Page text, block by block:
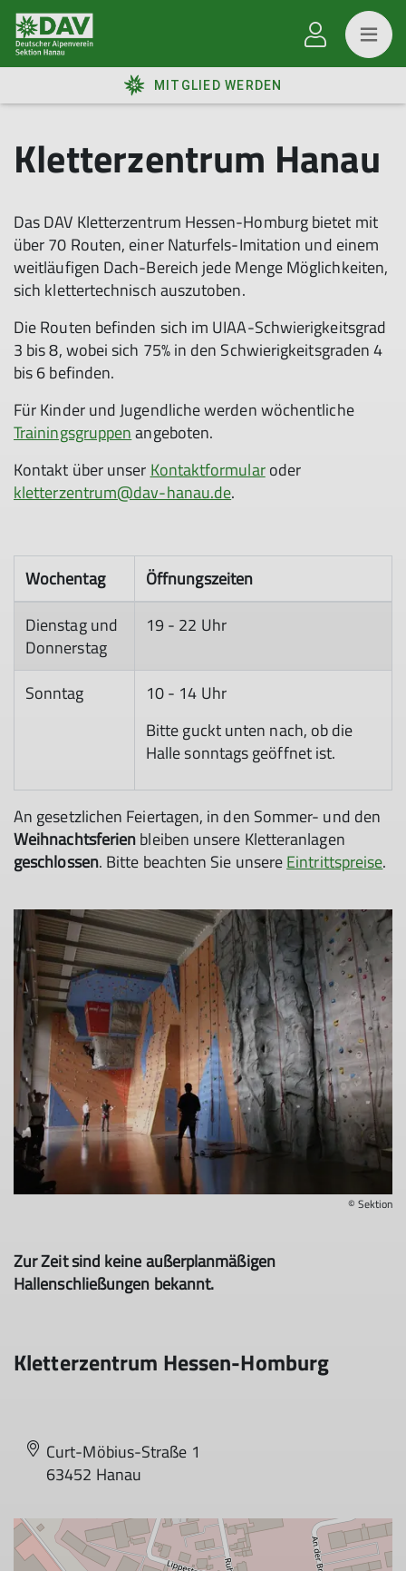
MITGLIED WERDEN
Kletterzentrum Hanau
Das DAV Kletterzentrum Hessen-Homburg bietet mit
über 70 Routen, einer Naturfels-Imitation und einem
weitläufigen Dach-Bereich jede Menge Möglichkeiten,
sich klettertechnisch auszutoben.
Die Routen befinden sich im UIAA-Schwierigkeitsgrad
3 bis 8, wobei sich 75% in den Schwierigkeitsgraden 4
bis 6 befinden.
Für Kinder und Jugendliche werden wöchentliche
Trainingsgruppenangeboten.
Kontakt über unser Kontaktformularoder
kletterzentrum@dav-hanau.de.
Wochentag
Öffnungszeiten
Dienstag und
Donnerstag
19 - 22 Uhr
Sonntag
10 - 14 Uhr
Bitte guckt unten nach, ob die
Halle sonntags geöffnet ist.
An gesetzlichen Feiertagen, in den Sommer- und den
Weihnachtsferienbleiben unsere Kletteranlagen
geschlossen. Bitte beachten Sie unsereEintrittspreise.
© Sektion
Zur Zeit sind keine außerplanmäßigen
Hallenschließungen bekannt.
Kletterzentrum Hessen-Homburg
Curt-Möbius-Straße 1
63452 Hanau